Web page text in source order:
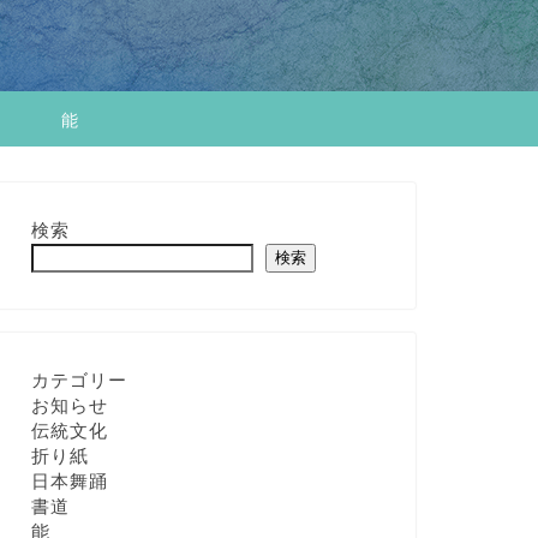
能
検索
検索
カテゴリー
お知らせ
伝統文化
折り紙
日本舞踊
書道
能